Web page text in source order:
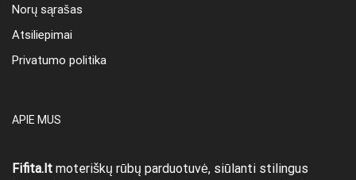
Norų sąrašas
Atsiliepimai
Privatumo politika
APIE MUS
Fifita.lt moteriškų rūbų parduotuvė, siūlanti stilingus